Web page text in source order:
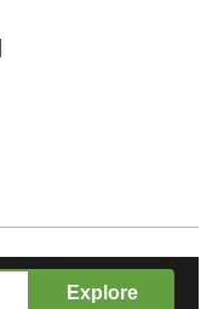
Explore